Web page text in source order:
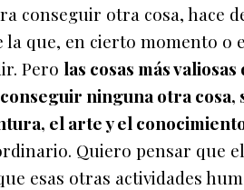
conseguir otra cosa, hace
que, en cierto momento o
Pero las cosas más
ninguna otra cosa,
el arte y el
Quiero pensar que
esas otras actividades